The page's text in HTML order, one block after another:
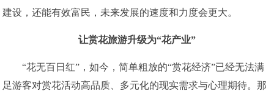
建设，还能有效富民，未来发展的速度和力度会更大。
让赏花旅游升级为“花产业”
“花无百日红”，如今，简单粗放的“赏花经济”已经无法满
足游客对赏花活动高品质、多元化的现实需求与心理期待。那